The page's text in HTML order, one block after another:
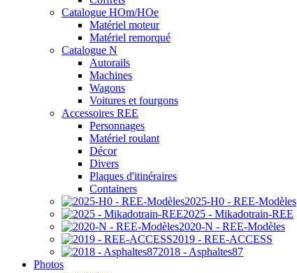
Catalogue HOm/HOe
Matériel moteur
Matériel remorqué
Catalogue N
Autorails
Machines
Wagons
Voitures et fourgons
Accessoires REE
Personnages
Matériel roulant
Décor
Divers
Plaques d'itinéraires
Containers
2025-H0 - REE-Modèles
2025 - Mikadotrain-REE
2020-N - REE-Modèles
2019 - REE-ACCESS
2018 - Asphaltes87
Photos